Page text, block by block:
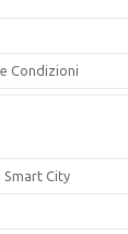
Condizioni
Smart City